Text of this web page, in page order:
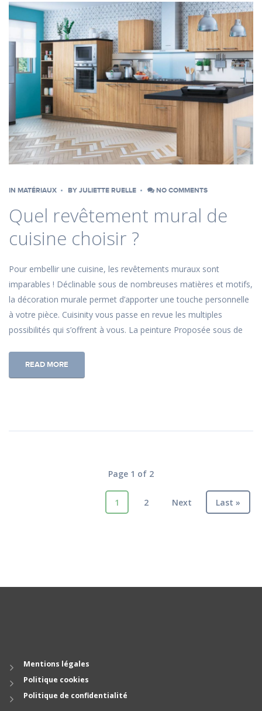
IN MATÉRIAUX BY JULIETTE RUELLE NO COMMENTS
Quel revêtement mural de
cuisine choisir ?
Pour embellir une cuisine, les revêtements muraux sont
imparables ! Déclinable sous de nombreuses matières et motifs,
la décoration murale permet d’apporter une touche personnelle
à votre pièce. Cuisinity vous passe en revue les multiples
possibilités qui s’offrent à vous. La peinture Proposée sous de
READ MORE
Page 1 of 2
1 2 Next Last »
Mentions légales
Politique cookies
Politique de confidentialité